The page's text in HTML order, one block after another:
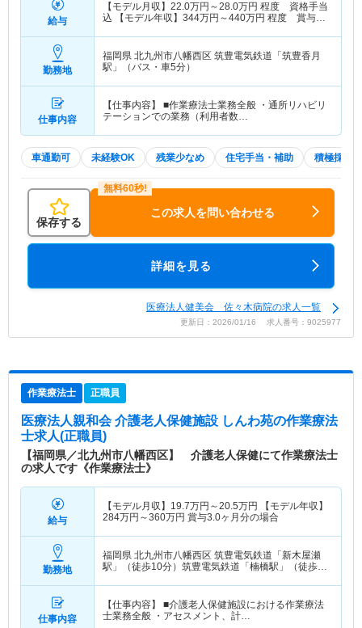
給与
【モデル月収】 22.0万円～28.0万円 程度 資格手当
込 【モデル年収】 344万円～440万円 程度 賞与
勤務地
福岡県 北九州市八幡西区 筑豊電気鉄道「筑豊香月
駅」（バス・車5分）
仕事内容
【仕事内容】 ■作業療法士業務全般 ・通所リハビリ
テーションでの業務（利用者数…
車通勤可 未経験OK 残業少なめ 住宅手当・補助 積極採用中
保存する
この求人を問い合わせる
詳細を見る
医療法人健美会 佐々木病院の求人一覧
更新日：2026/01/16 求人番号：9025977
作業療法士 正職員
医療法人親和会 介護老人保健施設 しんわ苑の作業療法
士求人(正職員)
【福岡県／北九州市八幡西区】 介護老人保健にて作業療法士
の求人です《作業療法士》
給与
【モデル月収】 19.7万円～20.5万円
【モデル年収】
284万円～360万円 賞与3.0ヶ月分の場合
勤務地
福岡県 北九州市八幡西区 筑豊電気鉄道「新木屋瀬
駅」（徒歩10分）筑豊電気鉄道「楠橋駅」（徒歩
仕事内容
【仕事内容】 ■介護老人保健施設における作業療法
士業務全般 ・アセスメント、計…